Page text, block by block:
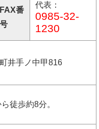
FAX番
号
代表：
0985-32-
1230
井手ノ中甲816
徒歩約8分。